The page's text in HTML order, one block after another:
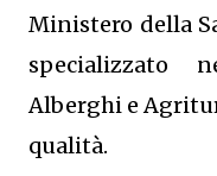
Ministero della
specializzato
Alberghi e
qualità.